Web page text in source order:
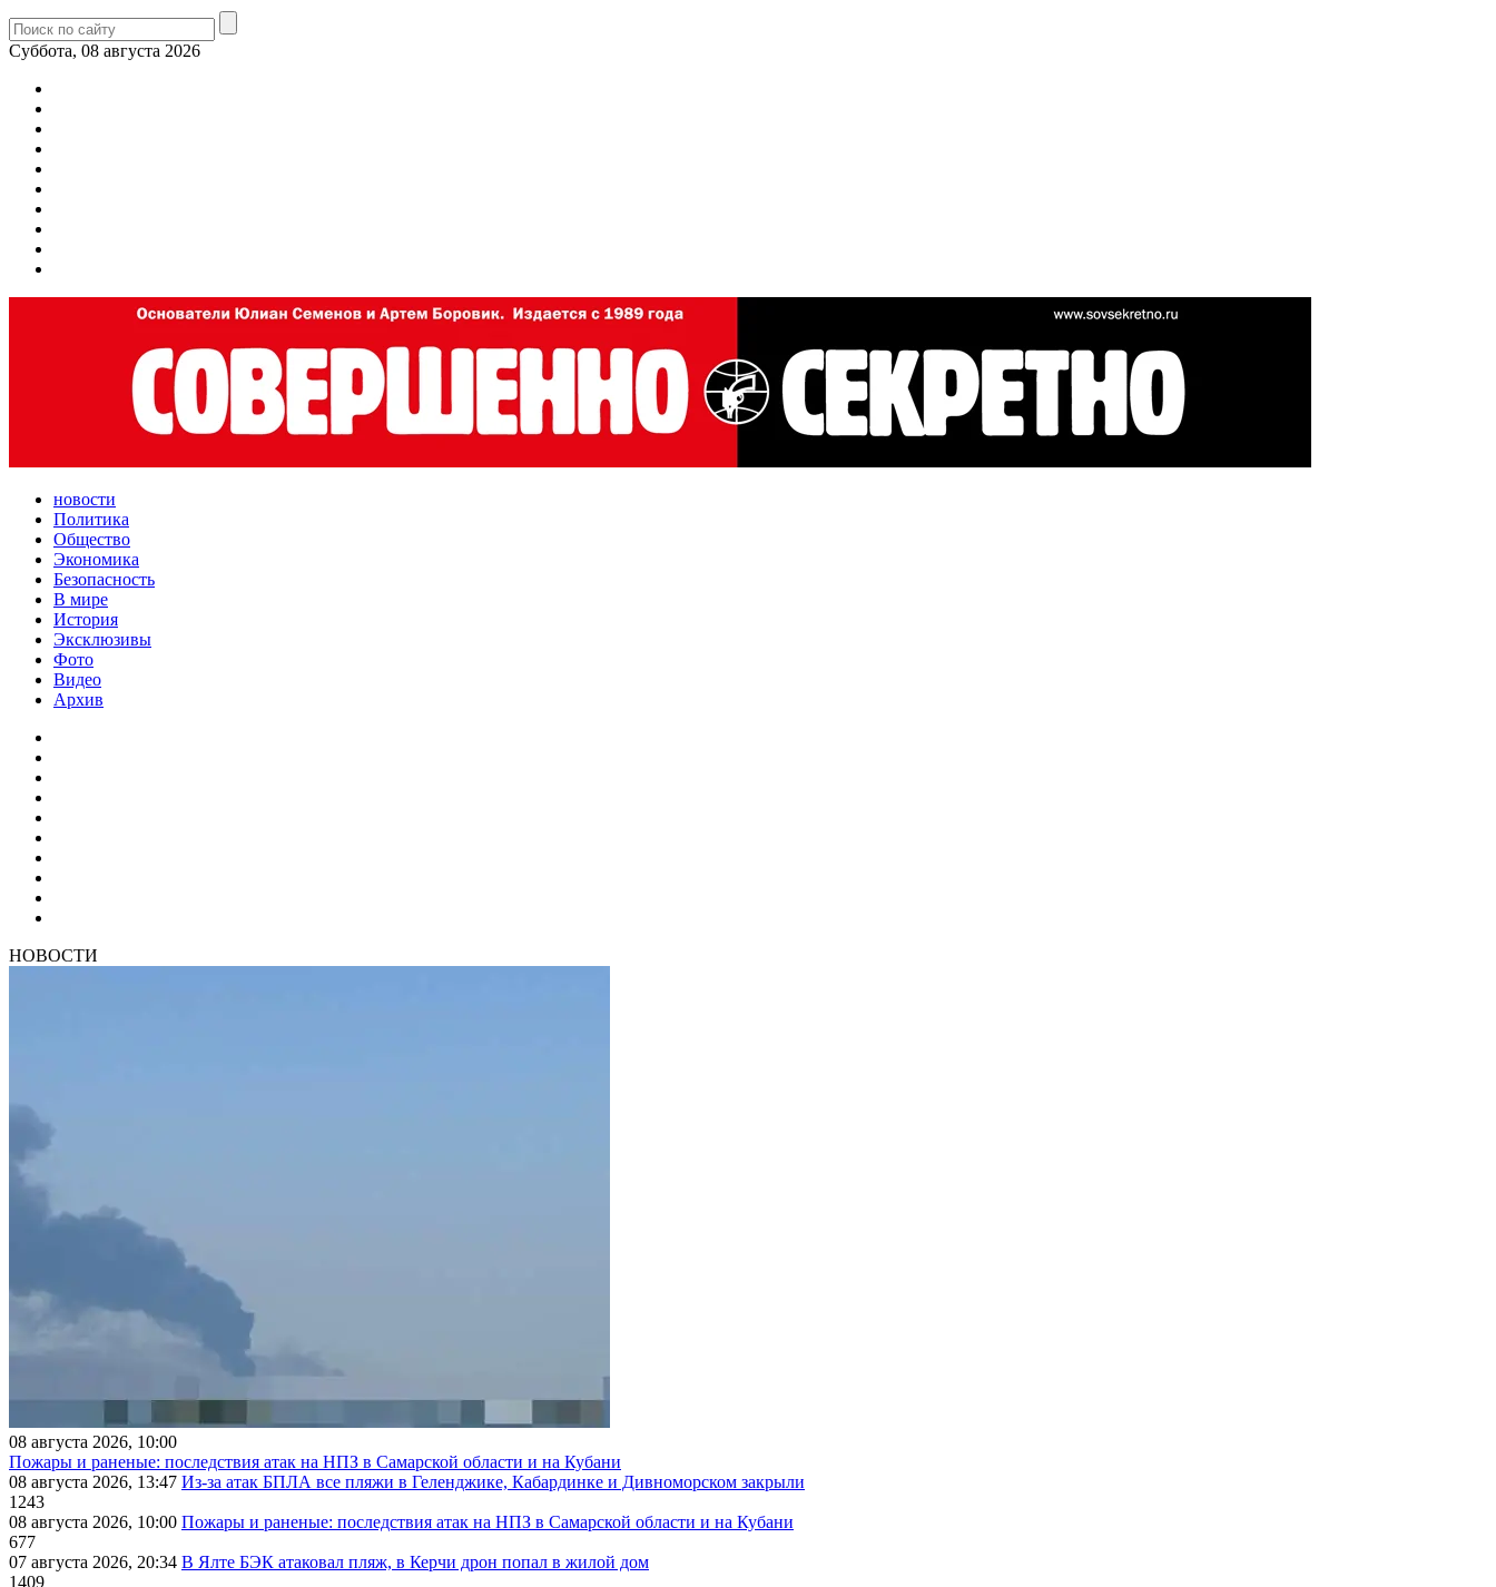
Суббота, 08 августа 2026
новости
Политика
Общество
Экономика
Безопасность
В мире
История
Эксклюзивы
Фото
Видео
Архив
НОВОСТИ
08 августа 2026, 10:00
Пожары и раненые: последствия атак на НПЗ в Самарской области и на Кубани
08 августа 2026, 13:47 Из-за атак БПЛА все пляжи в Геленджике, Кабардинке и Дивноморском закрыли
1243
08 августа 2026, 10:00 Пожары и раненые: последствия атак на НПЗ в Самарской области и на Кубани
677
07 августа 2026, 20:34 В Ялте БЭК атаковал пляж, в Керчи дрон попал в жилой дом
1409